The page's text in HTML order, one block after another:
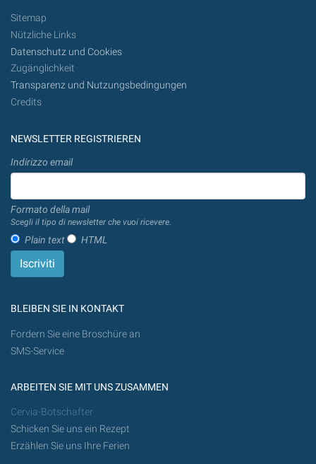
Sitemap
Nützliche Links
Datenschutz und Cookies
Zugänglichkeit
Transparenz und Nutzungsbedingungen
Credits
NEWSLETTER REGISTRIEREN
Indirizzo email
Formato della mail
Scegli il tipo di newsletter che vuoi ricevere.
Plain text HTML
BLEIBEN SIE IN KONTAKT
Fordern Sie eine Broschüre an
SMS-Service
ARBEITEN SIE MIT UNS ZUSAMMEN
Cervia-Botschafter
Schicken Sie uns ein Rezept
Erzählen Sie uns Ihre Ferien